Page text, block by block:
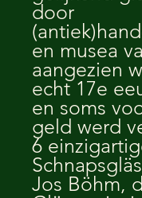
door
en musea
aangezien
echt 17e
en soms
geld werd
6
Jos Böhm,